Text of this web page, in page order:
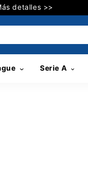
detalles >>
Serie A